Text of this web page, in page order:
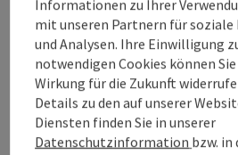
Anreise/Lage
Preise
Eignung
Informationen zu Ihrer
mit unseren Partnern für soziale
und Analysen. Ihre Einwilligung
notwendigen Cookies können
Wirkung für die Zukunft
Details zu den auf unserer
Diensten finden Sie in unserer
Datenschutzinformation bzw. in